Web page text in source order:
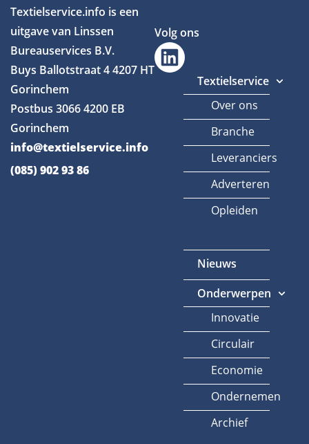
Textielservice.info is een
uitgave van Linssen
Bureauservices B.V.
Buys Ballotstraat 44207 HT
Gorinchem
Postbus 30664200 EB
Gorinchem
info@textielservice.info
(085) 902 93 86
Volg ons
Textielservice
Over ons
Branche
Leveranciers
Adverteren
Opleiden
Nieuws
Onderwerpen
Innovatie
Circulair
Economie
Ondernemen
Archief